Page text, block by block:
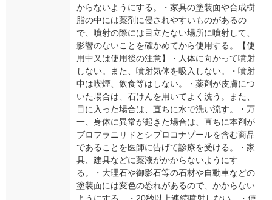
からないようにする。・家具の塗装面や合成樹
脂の中には薬剤に侵されやすいものがあるの
で、噴射の際には目立たない場所に噴射して、
影響のないことを確かめてから使用する。【使
用中又は使用後の注意】・人体に向かって噴射
しない。また、噴射気体を吸入しない。・噴射
中は喫煙、飲食等はしない。・薬剤が皮膚につ
いた場合は、石けんを用いてよく洗う。また、
目に入った場合は、直ちに水で洗い流す。・万
一、身体に異常が起きた場合は、直ちに本剤が
ブロフラニリドとシプロコナゾールを含む商品
であることを医師に告げて診療を受ける。・家
具、建具などに薬液がかからないようにす
る。・大理石や御影石等の石材や自動車などの
塗装面には変色の恐れがあるので、かからない
ようにする。・20秒以上連続噴射しない。・使